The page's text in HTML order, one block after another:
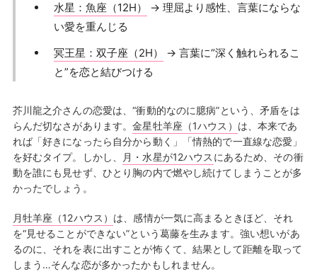
水星：魚座（12H）
→ 理屈より感性、言葉にならな
い愛を重んじる
冥王星：双子座（2H）
→ 言葉に“深く触れられるこ
と”を恋と結びつける
芥川龍之介さんの恋愛は、“衝動的なのに臆病”という、矛盾をは
らんだ切なさがあります。金星牡羊座（1ハウス） は、本来であ
れば「好きになったら自分から動く」「情熱的で一直線な恋愛」
を好むタイプ。しかし、
月・水星が12ハウス にあるため、その衝
動を誰にも見せず、ひとり胸の内で燃やし続けてしまうことが多
かったでしょう。
月牡羊座（12ハウス） は、感情が一気に高まるときほど、それ
を“見せることができない”という葛藤を生みます。強い想いがあ
るのに、それを表に出すことが怖くて、結果として距離を取って
しまう…そんな恋が多かったかもしれません。